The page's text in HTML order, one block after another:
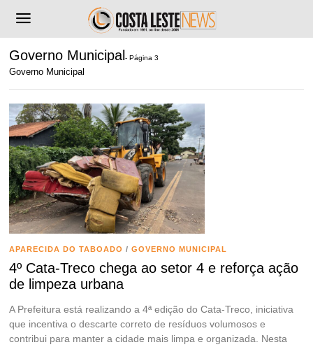
Governo Municipal- Página 3
Governo Municipal
APARECIDA DO TABOADO / GOVERNO MUNICIPAL
4º Cata-Treco chega ao setor 4 e reforça ação
de limpeza urbana
A Prefeitura está realizando a 4ª edição do Cata-Treco, iniciativa
que incentiva o descarte correto de resíduos volumosos e
contribui para manter a cidade mais limpa e organizada. Nesta